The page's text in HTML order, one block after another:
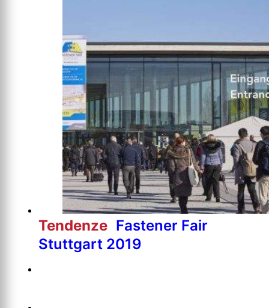
Tendenze Fastener Fair
Stuttgart 2019